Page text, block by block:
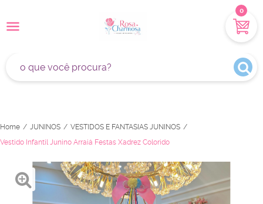
0
Home JUNINOS
VESTIDOS E FANTASIAS JUNINOS
Vestido Infantil Junino Arraiá Festas Xadrez Colorido